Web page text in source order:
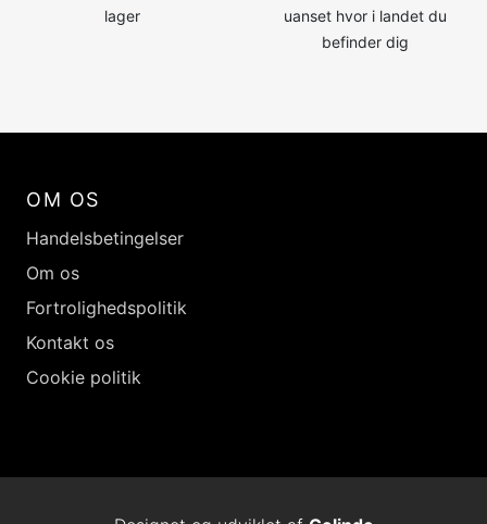
lager
uanset hvor i landet du
befinder dig
OM OS
Handelsbetingelser
Om os
Fortrolighedspolitik
Kontakt os
Cookie politik